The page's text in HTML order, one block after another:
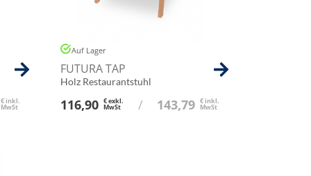
€ inkl.
MwSt
Auf Lager
FUTURA TAP
Holz Restaurantstuhl
116,90 € exkl.
MwSt / 143,79 € inkl.
MwSt